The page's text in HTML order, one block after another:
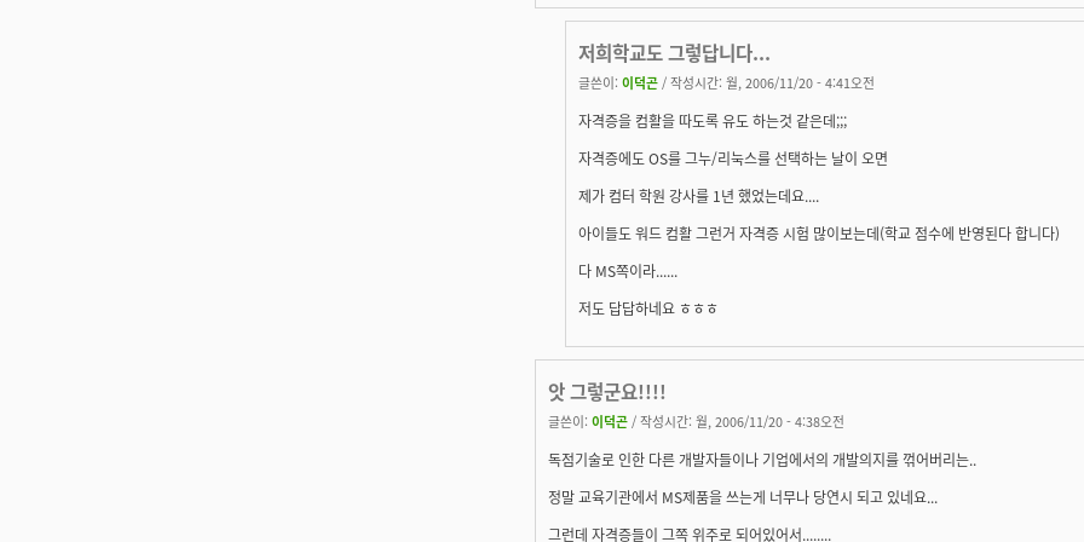
저희학교도 그렇답니다...
글쓴이: 이덕곤 / 작성시간: 월, 2006/11/20 - 4:41오전
자격증을 컴활을 따도록 유도 하는것 같은데;;;
자격증에도 OS를 그누/리눅스를 선택하는 날이 오면
제가 컴터 학원 강사를 1년 했었는데요....
아이들도 워드 컴활 그런거 자격증 시험 많이보는데(학교 점수에 반영된다 합니다)
다 MS쪽이라......
저도 답답하네요 ㅎㅎㅎ
앗 그렇군요!!!!
글쓴이: 이덕곤 / 작성시간: 월, 2006/11/20 - 4:38오전
독점기술로 인한 다른 개발자들이나 기업에서의 개발의지를 꺾어버리는..
정말 교육기관에서 MS제품을 쓰는게 너무나 당연시 되고 있네요...
그런데 자격증들이 그쪽 위주로 되어있어서........